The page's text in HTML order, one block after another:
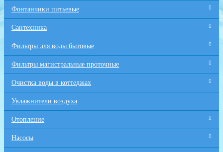
Фонтанчики питьевые
Сантехника
Фильтры для воды бытовые
Фильтры магистральные проточные
Очистка воды в коттеджах
Увлажнители воздуха
Отопление
Насосы